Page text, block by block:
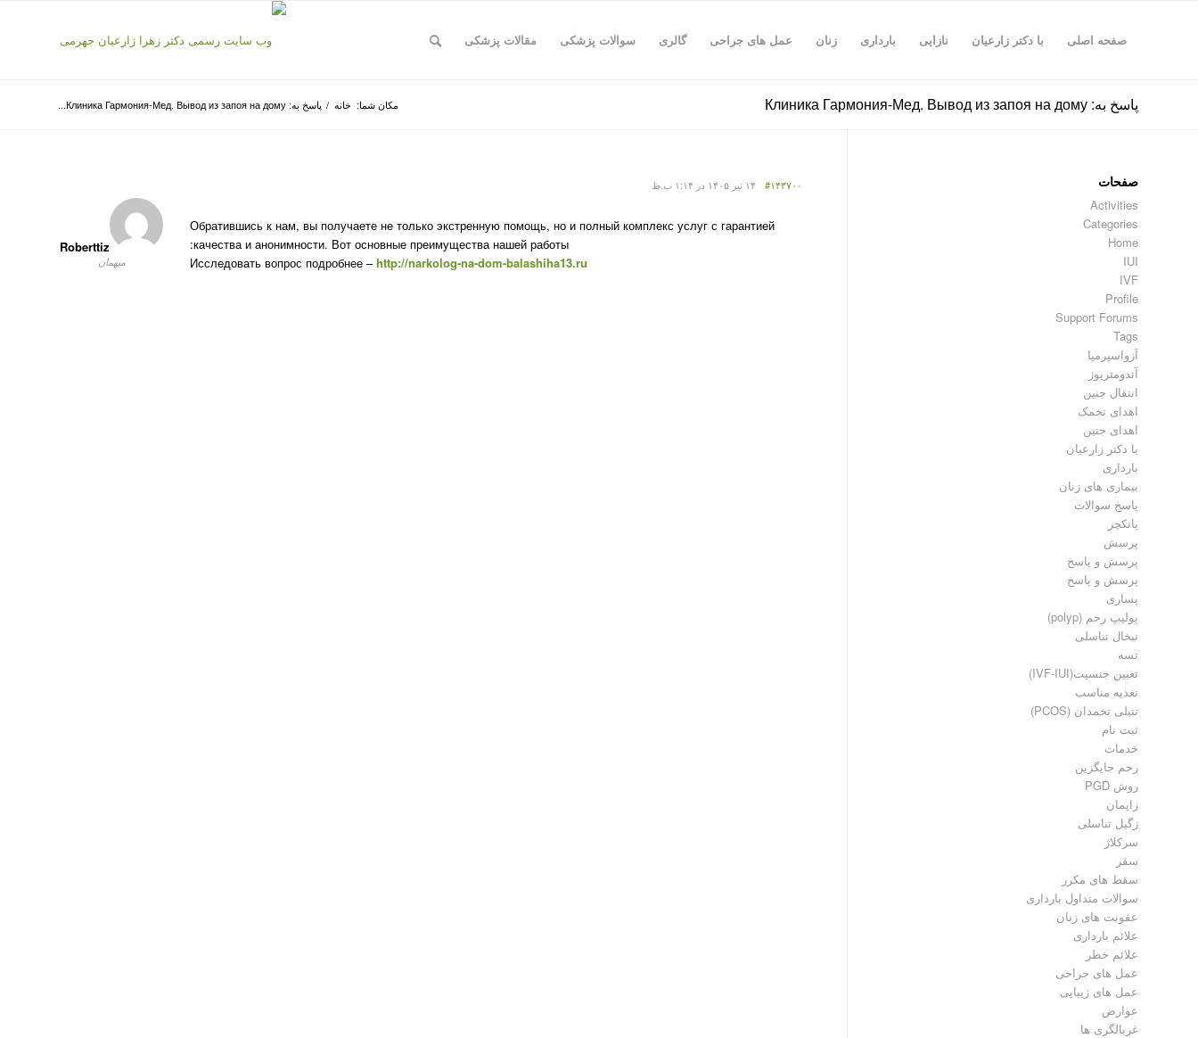
صفحه اصلی با دکتر زارعیان نازایی بارداری زنان عمل های جراحی گالری سوالات پزشکی مقالات پزشکی
پاسخ به: Клиника Гармония-Мед. Вывод из запоя на дому مکان شما: خانه / پاسخ به: Клиника Гармония-Мед. Вывод из запоя на дому...
۱۴ تیر ۱۴۰۵ در ۱:۱۴ ب.ظ #۱۴۳۷۰۰
Roberttiz
میهمان
Обратившись к нам, вы получаете не только экстренную помощь, но и полный комплекс услуг с гарантией
качества и анонимности. Вот основные преимущества нашей работы:
Исследовать вопрос подробнее –http://narkolog-na-dom-balashiha13.ru
صفحات
Activities
Categories
Home
IUI
IVF
Profile
Support Forums
Tags
آزواسپرمیا
آندومتریوز
انتقال جنین
اهدای تخمک
اهدای جنین
با دکتر زارعیان
بارداری
بیماری های زنان
پاسخ سوالات
پانکچر
پرسش
پرسش و پاسخ
پرسش و پاسخ
پساری
پولیپ رحم (polyp)
تبخال تناسلی
تسه
تعیین جنسیت(IVF-IUI)
تغذیه مناسب
تنبلی تخمدان (PCOS)
ثبت نام
خدمات
رحم جایگزین
روش PGD
زایمان
زگیل تناسلی
سرکلاژ
سفر
سقط های مکرر
سوالات متداول بارداری
عفونت های زنان
علائم بارداری
علائم خطر
عمل های جراحی
عمل های زیبایی
عوارض
غربالگری ها